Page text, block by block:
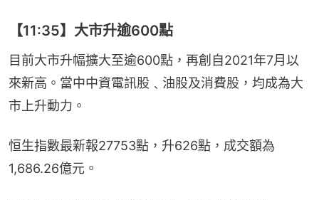
【11:35】大市升逾600點
目前大市升幅擴大至逾600點，再創自2021年7月以
來新高。當中中資電訊股﹑油股及消費股，均成為大
市上升動力。
恒生指數最新報27753點，升626點，成交額為
1,686.26億元。